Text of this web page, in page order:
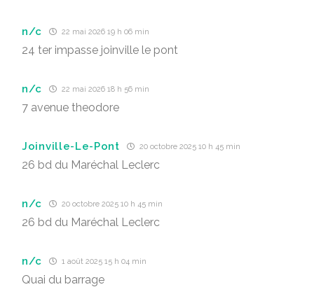
n/c 22 mai 2026 19 h 06 min
24 ter impasse joinville le pont
n/c 22 mai 2026 18 h 56 min
7 avenue theodore
Joinville-Le-Pont 20 octobre 2025 10 h 45 min
26 bd du Maréchal Leclerc
n/c 20 octobre 2025 10 h 45 min
26 bd du Maréchal Leclerc
n/c 1 août 2025 15 h 04 min
Quai du barrage